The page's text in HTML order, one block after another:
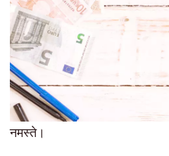
नमस्ते।